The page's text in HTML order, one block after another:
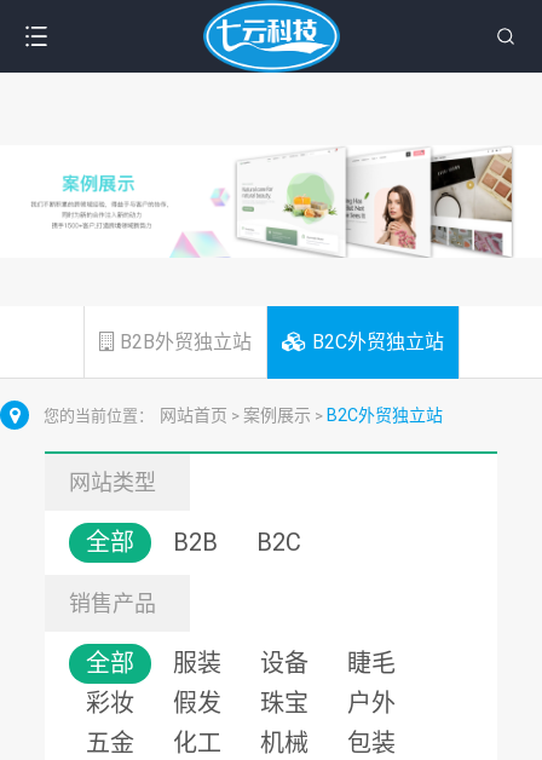
B2B外贸独立站 B2C外贸独立站
您的当前位置： 网站首页 > 案例展示 > B2C外贸独立站
网站类型
全部 B2B B2C
销售产品
全部 服装 设备
睫毛
彩妆
假发 珠宝
户外
五金
化工 机械
包装